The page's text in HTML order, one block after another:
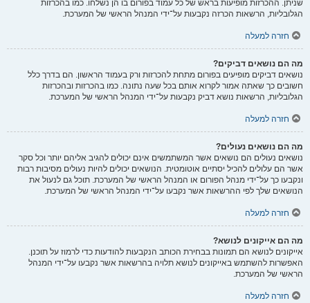
שניתן. ההכרזות מופיעות בראש של כל עמוד בפורום בו הן נשלחו. כמו בהכרזות
הגלובליות, הרשאות הכרזה נקבעות על־ידי המנהל הראשי של המערכת.
חזרה למעלה
מה הם נושאים דביקים?
נושאים דביקים מופיעים בפורום מתחת להכרזות ורק בעמוד הראשון. הם בדרך כלל
חשובים כך שאתה אמור לקרוא אותם בכל שעה נתונה. כמו בהכרזות ובהכרזות
הגלובליות, הרשאות נושא דביק נקבעות על־ידי המנהל הראשי של המערכת.
חזרה למעלה
מה הם נושאים נעולים?
נושאים נעולים הם נושאים אשר המשתמשים אינם יכולים להגיב אליהם יותר וכל סקר
אשר הם עלולים להכיל יסתיים אוטומטית. הנושאים יכולים להיות נעולים מסיבות רבות
ונקבעו כך על־ידי מנהל הפורום או המנהל הראשי של המערכת. תוכל גם לנעול את
הנושאים שלך לפי ההרשאות אשר נקבעו על־ידי המנהל הראשי של המערכת.
חזרה למעלה
מה הם אייקונים לנושא?
אייקונים לנושא הם תמונות בבחירת הכותב הנקבעות להודעות כדי לרמוז על תוכנן.
האפשרות להשתמש באייקונים לנושא תלויה בהרשאות אשר נקבעו על־ידי המנהל
הראשי של המערכת.
חזרה למעלה